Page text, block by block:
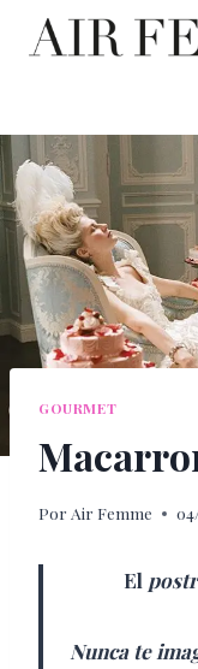
Saltar
GOURMET
Por Air Femme
El
Nunca te